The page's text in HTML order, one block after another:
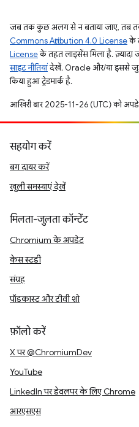
जब तक कुछ अलग से न बताया जाए, तब
Commons Attribution 4.0 Licenseके
Licenseके तहत लाइसेंस मिला है. ज़्यादा
साइट नीतियांदेखें. Oracle और/या इससे
किया हुआ ट्रेडमार्क है.
आखिरी बार 2025-11-26 (UTC) को
सहयोग करें
बग दायर करें
खुली समस्याएं देखें
मिलता-जुलता कॉन्टेंट
Chromium के अपडेट
केस स्टडी
संग्रह
पॉडकास्ट और टीवी शो
फ़ॉलो करें
X पर @ChromiumDev
YouTube
LinkedIn पर डेवलपर के लिए Chrome
आरएसएस